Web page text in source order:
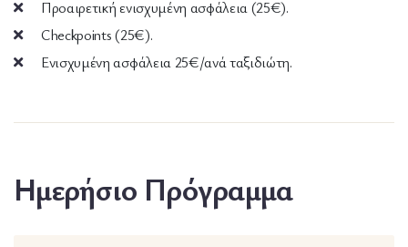
Προαιρετική ενισχυμένη ασφάλεια (25€).
Checkpoints (25€).
Ενισχυμένη ασφάλεια 25€/ανά ταξιδιώτη.
Ημερήσιο Πρόγραμμα